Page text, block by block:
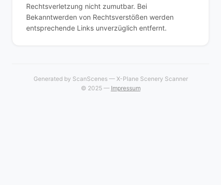
Rechtsverletzung nicht zumutbar. Bei
Bekanntwerden von Rechtsverstößen werden
entsprechende Links unverzüglich entfernt.
Generated by ScanScenes — X-Plane Scenery Scanner
© 2025 — Impressum